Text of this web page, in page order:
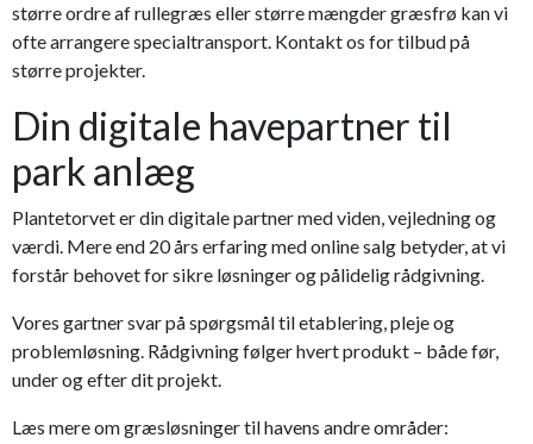
større ordre af rullegræs eller større mængder græsfrø kan vi
ofte arrangere specialtransport. Kontakt os for tilbud på
større projekter.
Din digitale havepartner til
park anlæg
Plantetorvet er din digitale partner med viden, vejledning og
værdi. Mere end 20 års erfaring med online salg betyder, at vi
forstår behovet for sikre løsninger og pålidelig rådgivning.
Vores gartner svar på spørgsmål til etablering, pleje og
problemløsning. Rådgivning følger hvert produkt – både før,
under og efter dit projekt.
Læs mere om græsløsninger til havens andre områder: